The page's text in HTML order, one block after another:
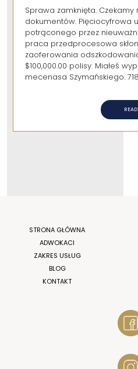
Sprawa zamknięta.
dokumentów. Pięciocyfrowa
potrąconego przez
praca przedprocesowa
zaoferowania
$100,000.00 polisy. Miałeś
mecenasa Szymańskiego.
READ
STRONA GŁÓWNA
ADWOKACI
ZAKRES USŁUG
BLOG
KONTAKT